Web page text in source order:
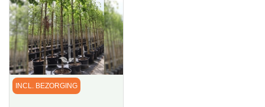
INCL. BEZORGING